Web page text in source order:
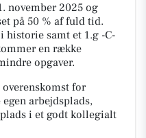
november 2025 og
på 50 % af fuld tid.
historie samt et 1.g -C-
en række
opgaver.
for
arbejdsplads,
i et godt kollegialt